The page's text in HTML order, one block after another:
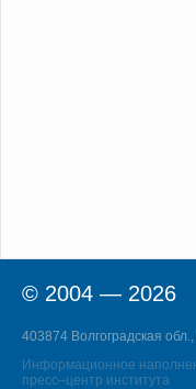
© 2004 — 2026
403874 Волгоградская
Информационное
пресс–центр института